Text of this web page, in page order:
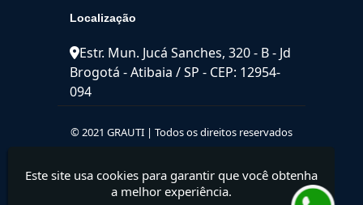
Localização
Estr. Mun. Jucá Sanches, 320 - B - Jd
Brogotá - Atibaia / SP - CEP: 12954-
094
© 2021 GRAUTI | Todos os direitos reservados
Este site usa cookies para garantir que você obtenha
a melhor experiência.